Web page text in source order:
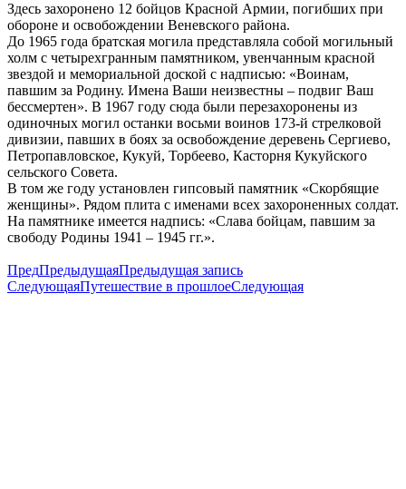
Здесь захоронено 12 бойцов Красной Армии, погибших при
обороне и освобождении Веневского района.
До 1965 года братская могила представляла собой могильный
холм с четырехгранным памятником, увенчанным красной
звездой и мемориальной доской с надписью: «Воинам,
павшим за Родину. Имена Ваши неизвестны – подвиг Ваш
бессмертен». В 1967 году сюда были перезахоронены из
одиночных могил останки восьми воинов 173-й стрелковой
дивизии, павших в боях за освобождение деревень Сергиево,
Петропавловское, Кукуй, Торбеево, Касторня Кукуйского
сельского Совета.
В том же году установлен гипсовый памятник «Скорбящие
женщины». Рядом плита с именами всех захороненных солдат.
На памятнике имеется надпись: «Слава бойцам, павшим за
свободу Родины 1941 – 1945 гг.».
ПредПредыдущаяПредыдущая запись
СледующаяПутешествие в прошлоеСледующая